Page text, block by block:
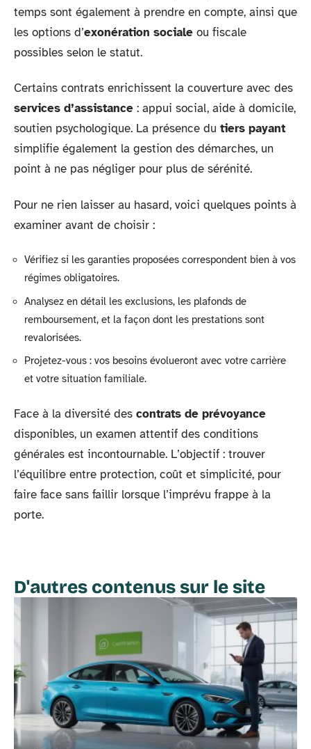
temps sont également à prendre en compte, ainsi que
les options d’exonération sociale ou fiscale
possibles selon le statut.
Certains contrats enrichissent la couverture avec des
services d’assistance : appui social, aide à domicile,
soutien psychologique. La présence du tiers payant
simplifie également la gestion des démarches, un
point à ne pas négliger pour plus de sérénité.
Pour ne rien laisser au hasard, voici quelques points à
examiner avant de choisir :
Vérifiez si les garanties proposées correspondent bien à vos
régimes obligatoires.
Analysez en détail les exclusions, les plafonds de
remboursement, et la façon dont les prestations sont
revalorisées.
Projetez-vous : vos besoins évolueront avec votre carrière
et votre situation familiale.
Face à la diversité des contrats de prévoyance
disponibles, un examen attentif des conditions
générales est incontournable. L’objectif : trouver
l’équilibre entre protection, coût et simplicité, pour
faire face sans faillir lorsque l’imprévu frappe à la
porte.
D'autres contenus sur le site